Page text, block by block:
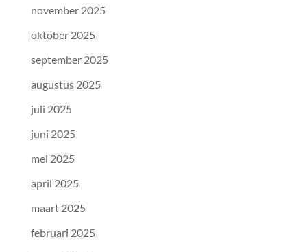
november 2025
oktober 2025
september 2025
augustus 2025
juli 2025
juni 2025
mei 2025
april 2025
maart 2025
februari 2025